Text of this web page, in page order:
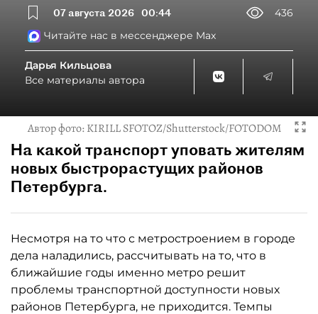
07 августа 2026 00:44
436
Читайте нас в мессенджере Max
Дарья Кильцова
Все материалы автора
Автор фото:KIRILL SFOTOZ/Shutterstock/FOTODOM
На какой транспорт уповать жителям
новых быстрорастущих районов
Петербурга.
Несмотря на то что с метростроением в городе
дела наладились, рассчитывать на то, что в
ближайшие годы именно метро решит
проблемы транспортной доступности новых
районов Петербурга, не приходится. Темпы